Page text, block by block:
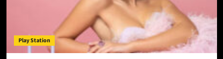
подготовки.
Рецензия
Play Station